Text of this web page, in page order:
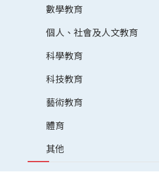
數學教育
個人、社會及人文教育
科學教育
科技教育
藝術教育
體育
其他